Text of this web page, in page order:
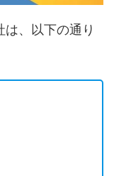
、以下の通り